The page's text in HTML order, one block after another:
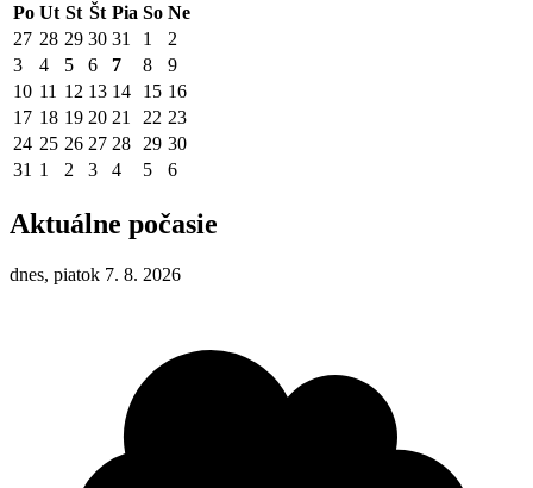
Po Ut St Št Pia So Ne
27 28 29 30 31 1
2
3
4 5 6 7 8
9
10 11 12 13 14 15 16
17 18 19 20 21 22 23
24 25 26 27 28 29 30
31 1 2 3 4 5 6
Aktuálne počasie
dnes, piatok 7. 8. 2026